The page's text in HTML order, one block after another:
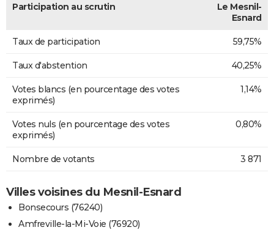
Participation au scrutin
Le Mesnil-
Esnard
Taux de participation 59,75%
Taux d'abstention 40,25%
Votes blancs (en pourcentage des votes
exprimés)
1,14%
Votes nuls (en pourcentage des votes
exprimés)
0,80%
Nombre de votants 3 871
Villes voisines du Mesnil-Esnard
Bonsecours (76240)
Amfreville-la-Mi-Voie (76920)